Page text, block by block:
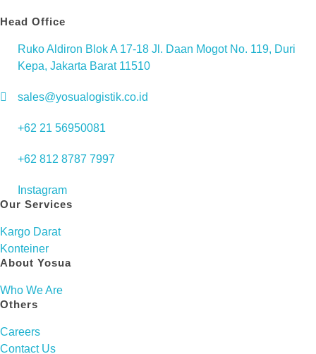
Head Office
Ruko Aldiron Blok A 17-18 Jl. Daan Mogot No. 119, Duri
Kepa, Jakarta Barat 11510
sales@yosualogistik.co.id
+62 21 56950081
+62 812 8787 7997
Instagram
Our Services
Kargo Darat
Konteiner
About Yosua
Who We Are
Others
Careers
Contact Us